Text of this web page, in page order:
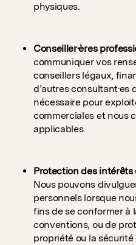
physiques.
Conseiller·ères
communiquer vos
conseillers légaux,
d’autres consultant·es
nécessaire pour
commerciales et nous
applicables.
Protection des intérêts
Nous pouvons
personnels lorsque
fins de se conformer à
conventions, ou de
propriété ou la sécurité